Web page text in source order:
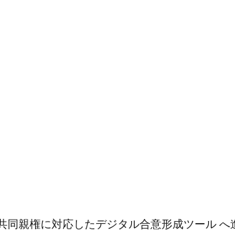
親権に対応したデジタル合意形成ツール へ